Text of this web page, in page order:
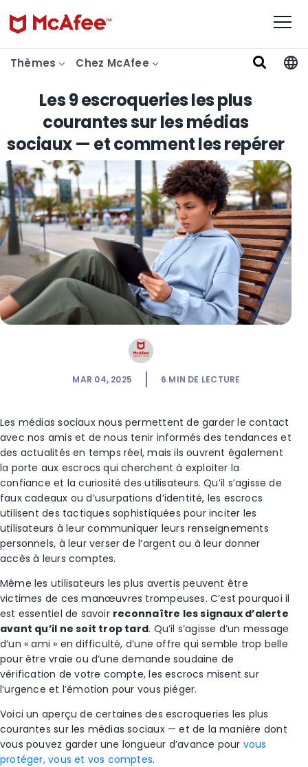
Thèmes Chez McAfee
Les 9 escroqueries les plus
courantes sur les médias
sociaux — et comment les repérer
MAR 04, 2025 6 MIN DE LECTURE
Les médias sociaux nous permettent de garder le contact
avec nos amis et de nous tenir informés des tendances et
des actualités en temps réel, mais ils ouvrent également
la porte aux escrocs qui cherchent à exploiter la
confiance et la curiosité des utilisateurs. Qu’il s’agisse de
faux cadeaux ou d’usurpations d’identité, les escrocs
utilisent des tactiques sophistiquées pour inciter les
utilisateurs à leur communiquer leurs renseignements
personnels, à leur verser de l’argent ou à leur donner
accès à leurs comptes.
Même les utilisateurs les plus avertis peuvent être
victimes de ces manœuvres trompeuses. C’est pourquoi il
est essentiel de savoir reconnaître les signaux d’alerte
avant qu’il ne soit trop tard. Qu’il s’agisse d’un message
d’un « ami » en difficulté, d’une offre qui semble trop belle
pour être vraie ou d’une demande soudaine de
vérification de votre compte, les escrocs misent sur
l’urgence et l’émotion pour vous piéger.
Voici un aperçu de certaines des escroqueries les plus
courantes sur les médias sociaux — et de la manière dont
vous pouvez garder une longueur d’avance pour vous
protéger, vous et vos comptes.